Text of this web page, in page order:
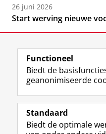
26 juni 2026
Start werving nieuwe
Volg de RUG
Studiekiezers
Functioneel
Biedt de
geanonimiseerde
Standaard
Biedt de optimale